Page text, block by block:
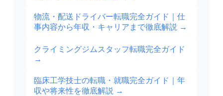
物流・配送ドライバー転職完全ガイド｜仕
事内容から年収・キャリアまで徹底解説 →
クライミングジムスタッフ転職完全ガイド
→
臨床工学技士の転職・就職完全ガイド｜年
収や将来性を徹底解説 →